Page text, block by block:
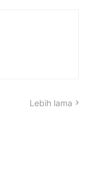
Lebih lama